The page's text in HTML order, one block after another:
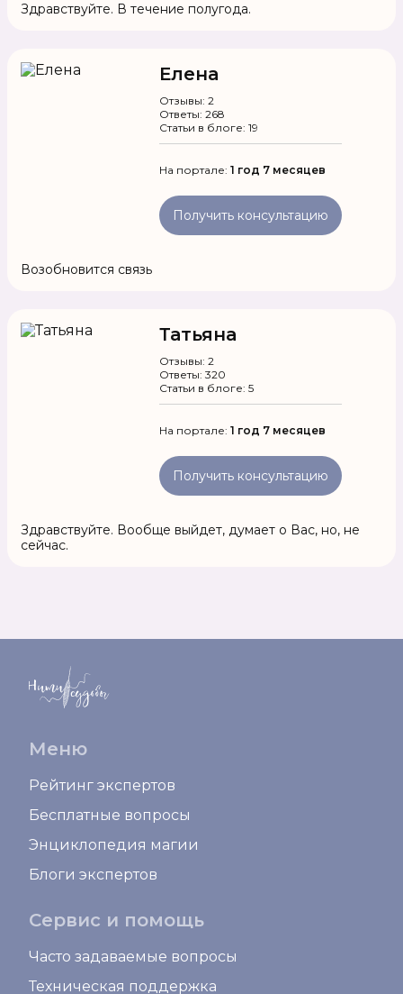
Здравствуйте. В течение полугода.
Елена
Отзывы: 2
Ответы: 268
Статьи в блоге: 19
На портале: 1 год 7 месяцев
Получить консультацию
Возобновится связь
Татьяна
Отзывы: 2
Ответы: 320
Статьи в блоге: 5
На портале: 1 год 7 месяцев
Получить консультацию
Здравствуйте. Вообще выйдет, думает о Вас, но, не
сейчас.
Меню
Рейтинг экспертов
Бесплатные вопросы
Энциклопедия магии
Блоги экспертов
Сервис и помощь
Часто задаваемые вопросы
Техническая поддержка